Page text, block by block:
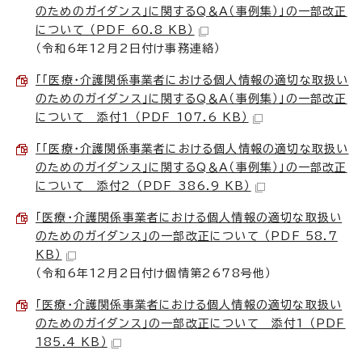
のためのガイダンス」に関するQ＆A（事例集）」の一部改正
について （PDF 60.8 KB）
（令和6年12月2日付け事務連絡）
「「医療・介護関係事業者における個人情報の適切な取扱い
のためのガイダンス」に関するQ＆A（事例集）」の一部改正
について 添付1 （PDF 107.6 KB）
「「医療・介護関係事業者における個人情報の適切な取扱い
のためのガイダンス」に関するQ＆A（事例集）」の一部改正
について 添付2 （PDF 386.9 KB）
「医療・介護関係事業者における個人情報の適切な取扱い
のためのガイダンス」の一部改正について （PDF 58.7
KB）
（令和6年12月2日付け個情第2678号他）
「医療・介護関係事業者における個人情報の適切な取扱い
のためのガイダンス」の一部改正について 添付1 （PDF
185.4 KB）